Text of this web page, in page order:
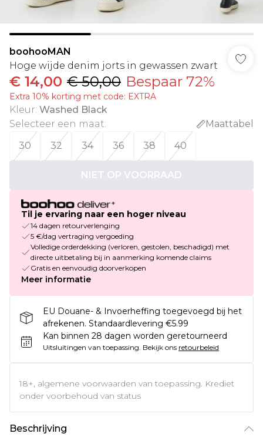
boohooMAN
Hoge wijde denim jorts in gewassen zwart
€ 14,00 € 50,00 Bespaar 72%
Extra 10% korting met code: EXTRA
Kleur: Washed Black
Selecteer een maat:
Maattabel
30
32 34 36 38 40
NIET OP VOORRAAD
Til je ervaring naar een hoger niveau
14 dagen retourverlenging
5 €/dag vertraging vergoeding
Volledige orderdekking (verloren, gestolen, beschadigd) met
directe uitbetaling bij in aanmerking komende claims
Gratis en eenvoudig doorverkopen
Meer informatie
EU Douane- & Invoerheffing toegevoegd bij het
afrekenen. Standaardlevering €5.99
Kan binnen 28 dagen worden geretourneerd
Uitsluitingen van toepassing. Bekijk ons retourbeleid
18+, algemene voorwaarden van toepassing. Krediet
onder voorbehoud van status
Beschrijving